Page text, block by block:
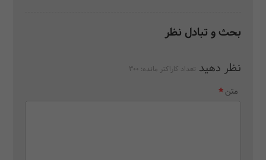
بحث و تبادل نظر
نظر دهید تعداد کاراکتر مانده: 300
متن